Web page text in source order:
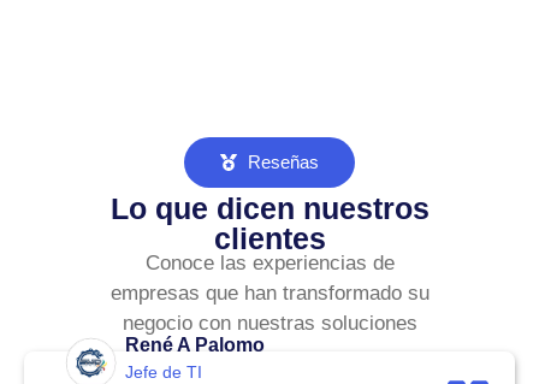
Reseñas
Lo que dicen nuestros
clientes
Conoce las experiencias de
empresas que han transformado su
negocio con nuestras soluciones
René A Palomo
Jefe de TI